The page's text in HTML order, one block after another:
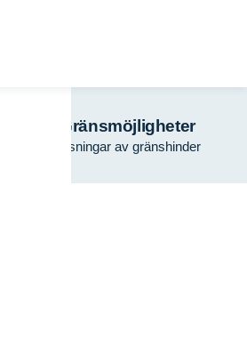
Gränsmöjligheter
Lösningar av gränshinder